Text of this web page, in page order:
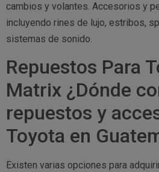
cambios y volantes. Accesorios y
incluyendo rines de lujo, estribos,
sistemas de sonido.
Repuestos Para
Matrix ¿Dónde
repuestos y
Toyota en
Existen varias opciones para